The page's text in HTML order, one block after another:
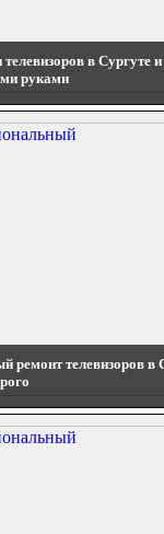
в Сургуте
руками
ремонт телевизоров в